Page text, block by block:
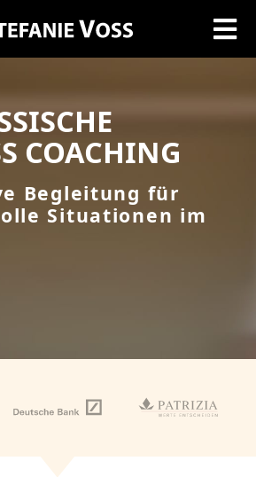
COACHING
Begleitung für
Situationen im